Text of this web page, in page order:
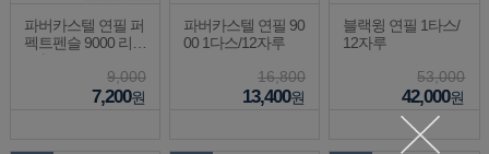
파버카스텔 연필 퍼
펙트펜슬 9000 리필
9,000
7,200원
파버카스텔 연필 90
00 1다스/12자루
16,800
13,400원
블랙윙 연필 1타스/
12자루
53,000
42,000원